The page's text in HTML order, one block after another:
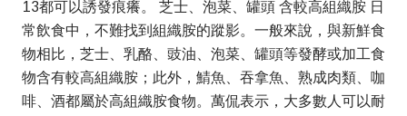
13都可以誘發痕癢。 芝士、泡菜、罐頭 含較高組織胺 日
常飲食中，不難找到組織胺的蹤影。一般來說，與新鮮食
物相比，芝士、乳酪、豉油、泡菜、罐頭等發酵或加工食
物含有較高組織胺；此外，鯖魚、吞拿魚、熟成肉類、咖
啡、酒都屬於高組織胺食物。萬侃表示，大多數人可以耐